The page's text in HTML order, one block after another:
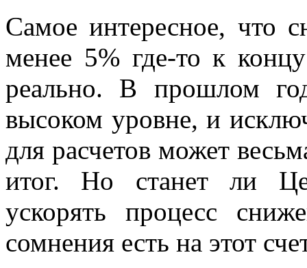
Самое интересное, что
менее 5% где-то к
реально. В прошлом
высоком уровне, и
для расчетов может
итог. Но станет ли
ускорять процесс
сомнения есть на этот